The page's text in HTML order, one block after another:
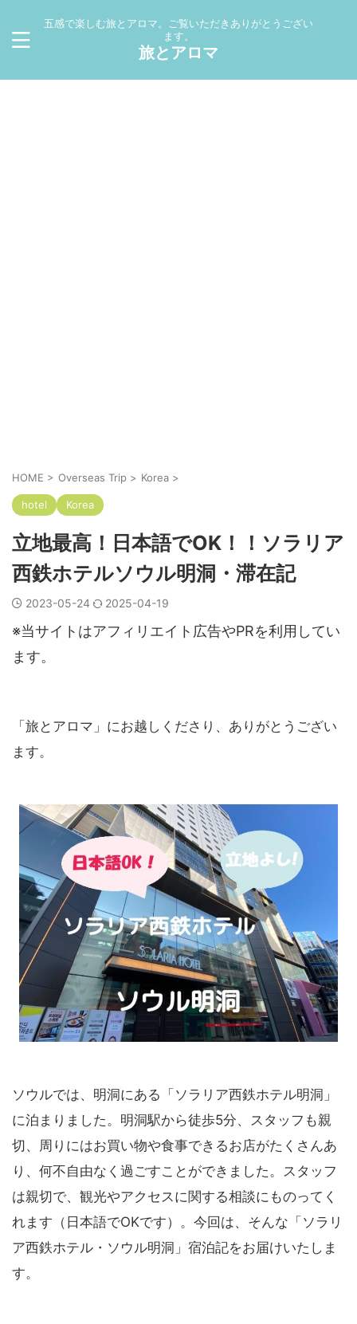
五感で楽しむ旅とアロマ。ご覧いただきありがとうござい
ます。
旅とアロマ
HOME > Overseas Trip > Korea >
hotel Korea
立地最高！日本語でOK！！ソラリア
西鉄ホテルソウル明洞・滞在記
2023-05-24 2025-04-19
※当サイトはアフィリエイト広告やPRを利用してい
ます。
「旅とアロマ」にお越しくださり、ありがとうござい
ます。
ソウルでは、明洞にある「ソラリア西鉄ホテル明洞」
に泊まりました。明洞駅から徒歩5分、スタッフも親
切、周りにはお買い物や食事できるお店がたくさんあ
り、何不自由なく過ごすことができました。スタッフ
は親切で、観光やアクセスに関する相談にものってく
れます（日本語でOKです）。今回は、そんな「ソラリ
ア西鉄ホテル・ソウル明洞」宿泊記をお届けいたしま
す。